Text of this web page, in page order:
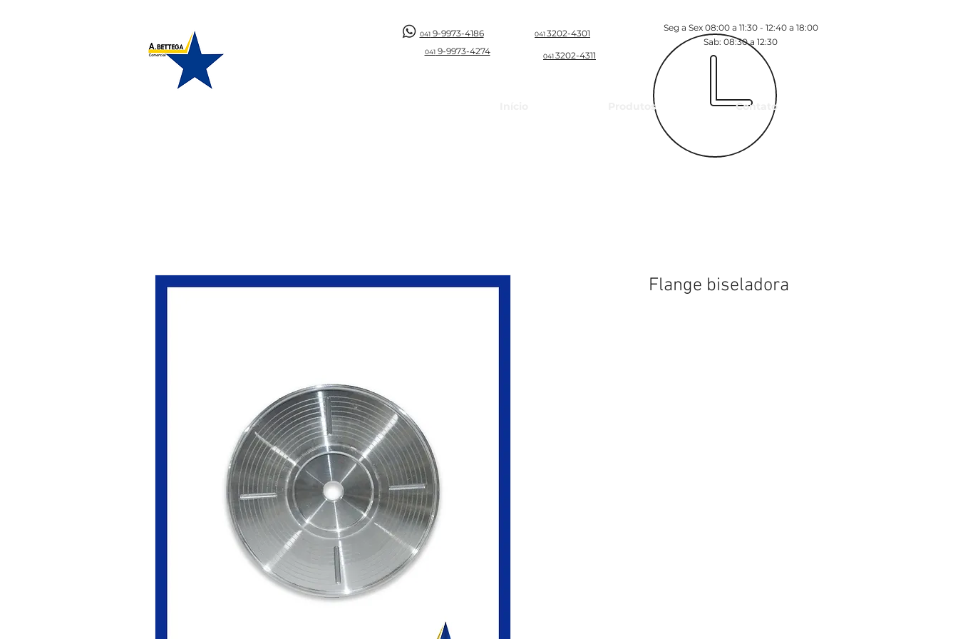
0419-9973-4186
0419-9973-4274
0413202-4301
0413202-4311
Seg a Sex 08:00 a 11:30 - 12:40 a 18:00
Sab: 08:30 a 12:30
Produtos Contato
Flange biseladora